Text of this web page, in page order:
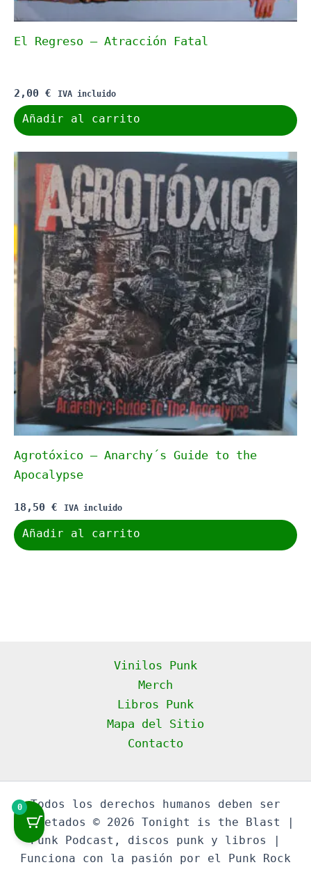
El Regreso – Atracción Fatal
2,00 € IVA incluido
Añadir al carrito
Agrotóxico – Anarchy´s Guide to the
Apocalypse
18,50 € IVA incluido
Añadir al carrito
Vinilos Punk
Merch
Libros Punk
Mapa del Sitio
Contacto
Todos los derechos humanos deben ser
respetados © 2026 Tonight is the Blast |
Punk Podcast, discos punk y libros |
Funciona con la pasión por el Punk Rock
0